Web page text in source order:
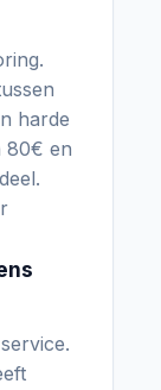
harde
80€ en